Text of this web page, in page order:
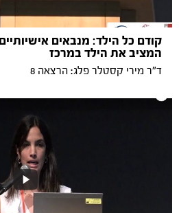
קודם כל הילד: מנבאים
המציב את הילד במרכז
ד"ר מירי קסטלר פלג: הרצאה 8